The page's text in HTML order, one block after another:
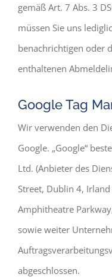
gemäß Art. 7 Abs. 3
müssen Sie uns
benachrichtigen oder
enthaltenen
Google Tag
Wir verwenden den
Google. „Google“
Ltd. (Anbieter des
Street, Dublin 4,
Amphitheatre
sowie weiter
abgeschlossen.